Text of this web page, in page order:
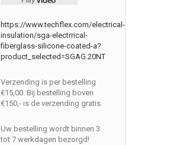
https://www.techflex.com/electrical-
insulation/sga-electrrical-
fiberglass-silicone-coated-a?
product_selected=SGAG.20NT
Verzending is per bestelling
€15,00. Bij bestelling boven
€150,- is de verzending gratis.
Uw bestelling wordt binnen 3
tot 7 werkdagen bezorgd!